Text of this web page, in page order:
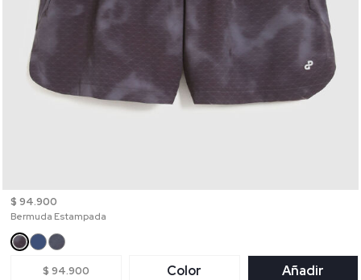
$ 94.900
Bermuda Estampada
$ 94.900 Color Añadir